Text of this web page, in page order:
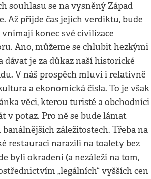
souhlasu se na vysněný Západ
Až přijde čas jejich verdiktu, bude
vnímají konec své civilizace
Ano, můžeme se chlubit hezkými
je za důkaz naší historické
V náš prospěch mluví i relativně
a ekonomická čísla. To je však
věci, kterou turisté a obchodníci
v potaz. Pro ně se bude lámat
záležitostech. Třeba na
restauraci narazili na toalety bez
byli okradeni (a nezáleží na tom,
„legálních“ vyšších cen